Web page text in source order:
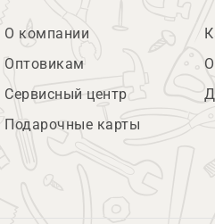
О компании
Оптовикам
Сервисный центр
Подарочные карты